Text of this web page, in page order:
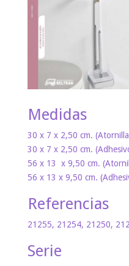
Medidas
30 x 7 x 2,50 cm.
30 x 7 x 2,50 cm.
56 x 13 x 9,50 cm.
56 x 13 x 9,50 cm.
Referencias
21255, 21254, 21250,
Serie